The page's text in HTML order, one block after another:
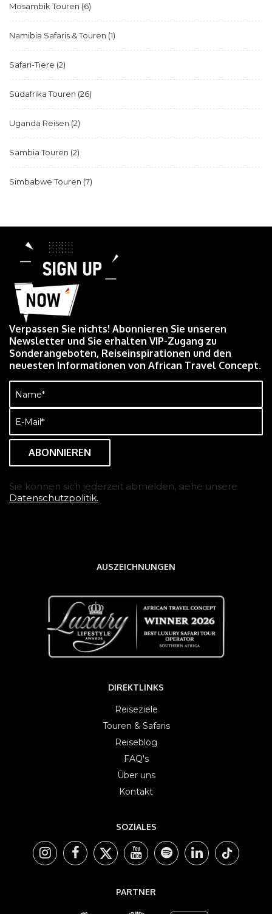
Mosambik Touren (6)
Namibia Safaris & Touren (1)
Safari-Tiere (2)
Südafrika Touren (26)
Uganda Reisen (2)
Sambia Touren (2)
Simbabwe Touren (7)
Verpassen Sie nichts! Abonnieren Sie unseren
Newsletter und Sie erhalten VIP-Zugang zu
Sonderangeboten, Reiseinspirationen und den
neuesten Informationen von African Travel Concept.
Name
(erforderlich)
E-
Mail
(erforderlich)
Sie können sich jederzeit abmelden, siehe unsere
Datenschutzpolitik.
AUSZEICHNUNGEN
DIREKTLINKS
Reiseziele
Touren & Safaris
Reiseblog
FAQ's
Über uns
Kontakt
SOZIALES
PARTNER